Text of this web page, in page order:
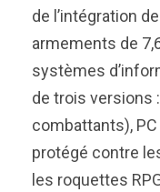
de l’intégration
armements de
systèmes
de trois versions
combattants),
protégé contre
les roquettes